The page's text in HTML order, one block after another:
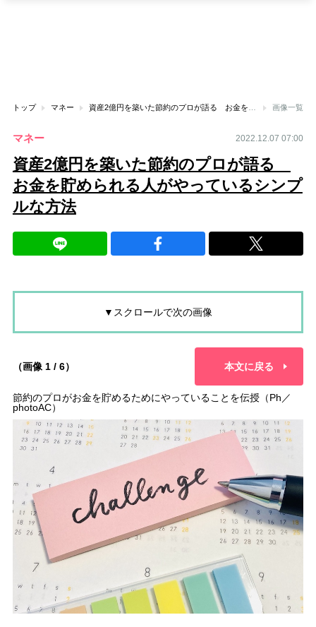
トップ マネー 画像一覧
マネー 2022.12.07 07:00
資産2億円を築いた節約のプロが語る
お金を貯められる人がやっているシンプ
ルな方法
▼スクロールで次の画像
（画像 1 / 6） 本文に戻る
節約のプロがお金を貯めるためにやっていることを伝授（Ph／
photoAC）